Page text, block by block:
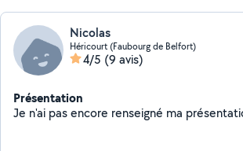
Nicolas
Héricourt (Faubourg de Belfort)
4/5 (9 avis)
Présentation
Je n'ai pas encore renseigné ma